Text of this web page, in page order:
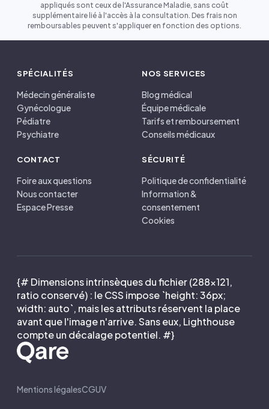
appliqués sont ceux de l'Assurance Maladie, sans coût
supplémentaire lié à l'accès à la consultation. Des frais non
remboursables peuvent s'appliquer en fonction des options.
SPÉCIALITÉS
Médecin généraliste
Gynécologue
Pédiatre
Psychiatre
NOS SERVICES
Blog médical
Équipe médicale
Tarifs et remboursement
Conseils médicaux
CONTACT
Foire aux questions
Nous contacter
Espace Presse
SÉCURITÉ
Politique de confidentialité
Information &
consentement
Cookies
{# Dimensions intrinsèques du fichier (288×121,
ratio conservé) : le CSS impose `height: 36px;
width: auto`, mais les attributs réservent la place
avant que l'image n'arrive. Sans eux, Lighthouse
compte un décalage potentiel. #}
Mentions légalesCGUV